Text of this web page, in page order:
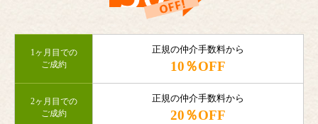
1ヶ月目での
ご成約
正規の仲介手数料から
10％OFF
2ヶ月目での
ご成約
正規の仲介手数料から
20％OFF